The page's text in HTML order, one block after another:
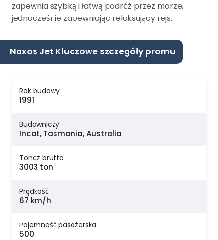
zapewnia szybką i łatwą podróż przez morze,
jednocześnie zapewniając relaksujący rejs.
Naxos Jet Kluczowe szczegóły promu
Rok budowy
1991
Budowniczy
Incat, Tasmania, Australia
Tonaż brutto
3003 ton
Prędkość
67 km/h
Pojemność pasażerska
500